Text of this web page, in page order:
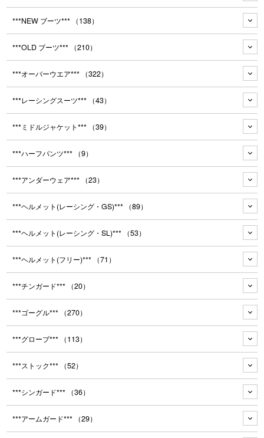
***NEW ブーツ*** （138）
***OLD ブーツ*** （210）
***オーバーウエア*** （322）
***レーシングスーツ*** （43）
***ミドルジャケット*** （39）
***ハーフパンツ*** （9）
***アンダーウェア*** （23）
***ヘルメット(レーシング・GS)*** （89）
***ヘルメット(レーシング・SL)*** （53）
***ヘルメット(フリー)*** （71）
***チンガード*** （20）
***ゴーグル*** （270）
***グローブ*** （113）
***ストック*** （52）
***シンガード*** （36）
***アームガード*** （29）